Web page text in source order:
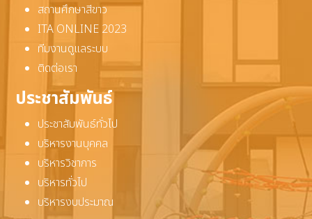
สถานศึกษาสีขาว
ITA ONLINE 2023
ทีมงานดูแลระบบ
ติดต่อเรา
ประชาสัมพันธ์
ประชาสัมพันธ์ทั่วไป
บริหารงานบุคคล
บริหารวิชาการ
บริหารทั่วไป
บริหารงบประมาณ